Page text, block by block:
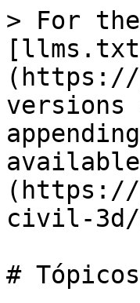
> For
(https://
versions
available
(https://
civil-3d/
#